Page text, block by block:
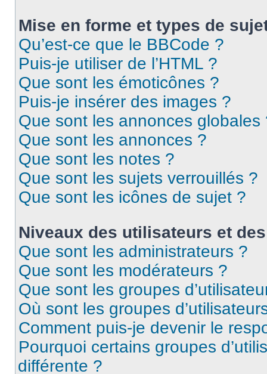
Mise en forme et types de
Qu’est-ce que le BBCode ?
Puis-je utiliser de l’HTML ?
Que sont les émoticônes ?
Puis-je insérer des images ?
Que sont les annonces globales
Que sont les annonces ?
Que sont les notes ?
Que sont les sujets verrouillés ?
Que sont les icônes de sujet ?
Niveaux des utilisateurs et
Que sont les administrateurs ?
Que sont les modérateurs ?
Que sont les groupes
Où sont les groupes
Comment puis-je devenir le
Pourquoi certains groupes
différente ?